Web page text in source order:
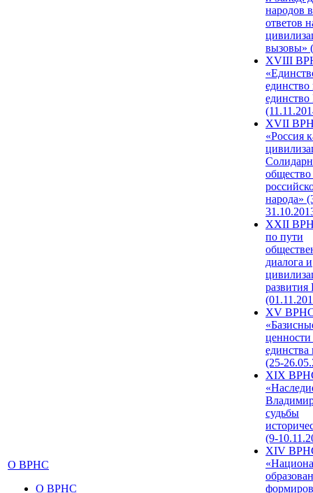
О ВРНС
О ВРНС
народов
ответов
вызовы»
XVIII
единство
единство
XVII
«Россия
народа»
XXII
по пути
диалога и
развития
XV
единства
(25-
XIX
судьбы
(9-
XIV